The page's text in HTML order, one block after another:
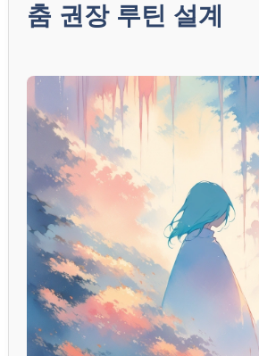
춤 권장 루틴 설계